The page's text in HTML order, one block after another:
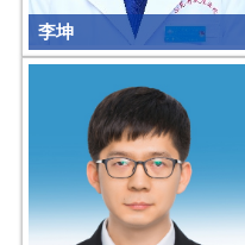
李坤
济宁市神经调控重点实验室